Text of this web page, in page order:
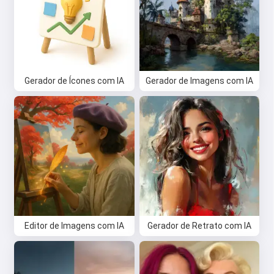
Gerador de Ícones com IA Gerador de Imagens com IA
Editor de Imagens com IA Gerador de Retrato com IA